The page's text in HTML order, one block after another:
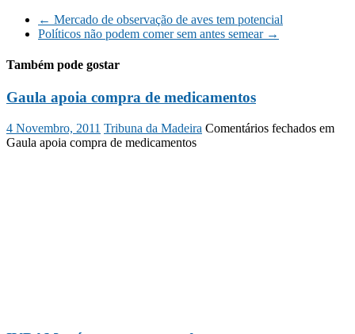
← Mercado de observação de aves tem potencial
Políticos não podem comer sem antes semear →
Também pode gostar
Gaula apoia compra de medicamentos
4 Novembro, 2011 Tribuna da Madeira Comentários fechados em
Gaula apoia compra de medicamentos